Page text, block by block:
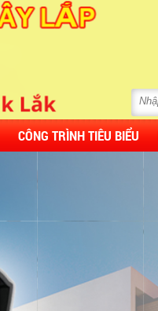
CÔNG TRÌNH TIÊU BIỂU